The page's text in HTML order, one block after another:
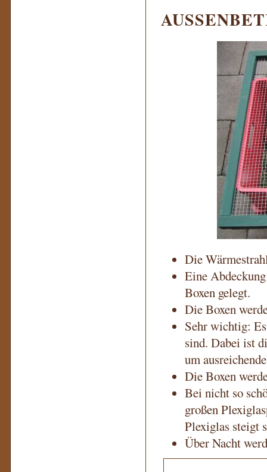
Die
Eine
Boxen gelegt.
Die Boxen
Sehr wichtig:
sind. Dabei ist
um
Die Boxen
Bei nicht so
großen
Plexiglas steigt
Über Nacht